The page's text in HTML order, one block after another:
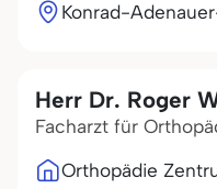
Konrad-
Herr Dr. Roger
Facharzt für
Orthopädie